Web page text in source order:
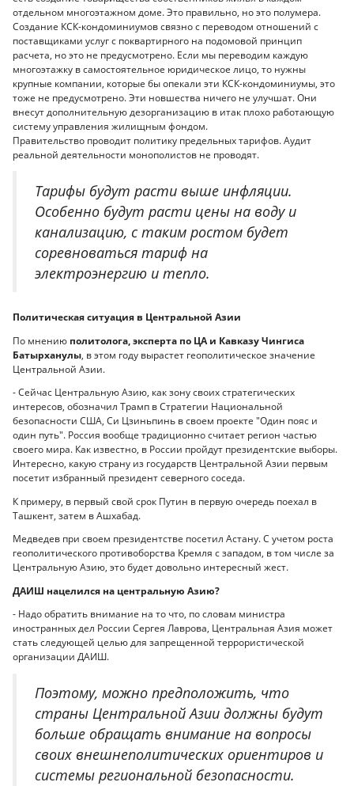
отдельном многоэтажном доме. Это правильно, но это полумера.
Создание КСК-кондоминиумов связно с переводом отношений с
поставщиками услуг с поквартирного на подомовой принцип
расчета, но это не предусмотрено. Если мы переводим каждую
многоэтажку в самостоятельное юридическое лицо, то нужны
крупные компании, которые бы опекали эти КСК-кондоминиумы, это
тоже не предусмотрено. Эти новшества ничего не улучшат. Они
внесут дополнительную дезорганизацию в итак плохо работающую
систему управления жилищным фондом.
Правительство проводит политику предельных тарифов. Аудит
реальной деятельности монополистов не проводят.
Тарифы будут расти выше инфляции.
Особенно будут расти цены на воду и
канализацию, с таким ростом будет
соревноваться тариф на
электроэнергию и тепло.
Политическая ситуация в Центральной Азии
По мнению политолога, эксперта по ЦА и Кавказу Чингиса
Батырханулы, в этом году вырастет геополитическое значение
Центральной Азии.
- Сейчас Центральную Азию, как зону своих стратегических
интересов, обозначил Трамп в Стратегии Национальной
безопасности США, Си Цзиньпинь в своем проекте "Один пояс и
один путь". Россия вообще традиционно считает регион частью
своего мира. Как известно, в России пройдут президентские выборы.
Интересно, какую страну из государств Центральной Азии первым
посетит избранный президент северного соседа.
К примеру, в первый свой срок Путин в первую очередь поехал в
Ташкент, затем в Ашхабад.
Медведев при своем президентстве посетил Астану. С учетом роста
геополитического противоборства Кремля с западом, в том числе за
Центральную Азию, это будет довольно интересный жест.
ДАИШ нацелился на центральную Азию?
- Надо обратить внимание на то что, по словам министра
иностранных дел России Сергея Лаврова, Центральная Азия может
стать следующей целью для запрещенной террористической
организации ДАИШ.
Поэтому, можно предположить, что
страны Центральной Азии должны будут
больше обращать внимание на вопросы
своих внешнеполитических ориентиров и
системы региональной безопасности.